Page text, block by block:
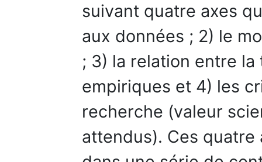
suivant quatre axes
aux données ; 2) le
; 3) la relation entre
empiriques et 4) les
recherche (valeur
attendus). Ces